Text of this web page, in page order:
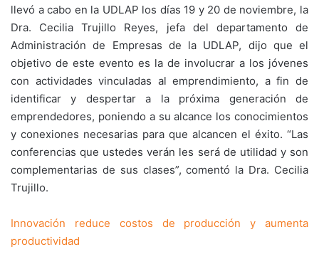
llevó a cabo en la UDLAP los días 19 y 20 de noviembre, la
Dra. Cecilia Trujillo Reyes, jefa del departamento de
Administración de Empresas de la UDLAP, dijo que el
objetivo de este evento es la de involucrar a los jóvenes
con actividades vinculadas al emprendimiento, a fin de
identificar y despertar a la próxima generación de
emprendedores, poniendo a su alcance los conocimientos
y conexiones necesarias para que alcancen el éxito. “Las
conferencias que ustedes verán les será de utilidad y son
complementarias de sus clases”, comentó la Dra. Cecilia
Trujillo.
Innovación reduce costos de producción y aumenta
productividad